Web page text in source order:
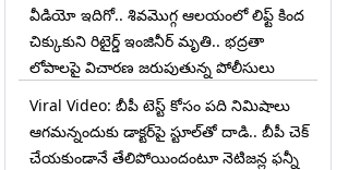
వీడియో ఇదిగో.. శివమొగ్గ ఆలయంలో లిఫ్ట్ కింద
చిక్కుకుని రిటైర్డ్ ఇంజినీర్ మృతి.. భద్రతా
లోపాలపై విచారణ జరుపుతున్న పోలీసులు
Viral Video: బీపీ టెస్ట్‌ కోసం పది నిమిషాలు
ఆగమన్నందుకు డాక్టర్‌పై స్టూల్‌తో దాడి.. బీపీ చెక్
చేయకుండానే తేలిపోయిందంటూ నెటిజన్ల ఫన్నీ